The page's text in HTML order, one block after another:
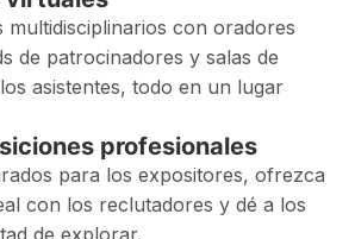
multidisciplinarios con oradores
de patrocinadores y salas de
asistentes, todo en un lugar
profesionales
para los expositores, ofrezca
con los reclutadores y dé a los
de explorar.